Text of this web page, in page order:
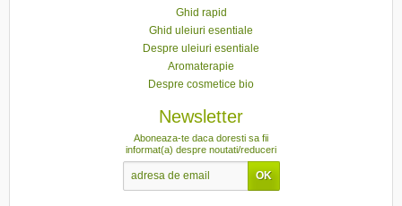
Ghid rapid
Ghid uleiuri esentiale
Despre uleiuri esentiale
Aromaterapie
Despre cosmetice bio
Newsletter
Aboneaza-te daca doresti sa fii
informat(a) despre noutati/reduceri